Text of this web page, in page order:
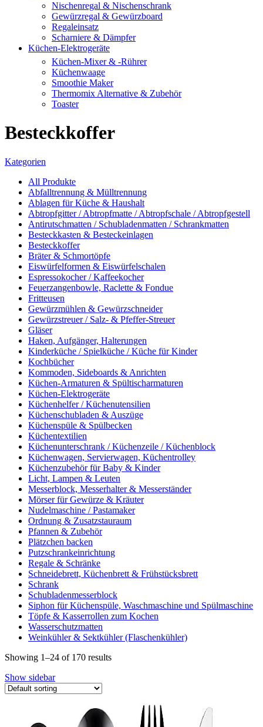
Nischenregal & Nischenschrank
Gewürzregal & Gewürzboard
Regaleinsatz
Scharniere & Dämpfer
Küchen-Elektrogeräte
Küchen-Mixer & -Rührer
Küchenwaage
Smoothie Maker
Thermomix Alternative & Zubehör
Toaster
Besteckkoffer
Kategorien
All Produkte
Abfalltrennung & Mülltrennung
Ablagen für Küche & Haushalt
Abtropfgitter / Abtropfmatte / Abtropfschale / Abtropfgestell
Antirutschmatten / Schubladenmatten / Schrankmatten
Besteckkasten & Besteckeinlagen
Besteckkoffer
Bräter & Schmortöpfe
Eiswürfelformen & Eiswürfelschalen
Espressokocher / Kaffeekocher
Feuerzangenbowle, Raclette & Fondue
Fritteusen
Gewürzmühlen & Gewürzschneider
Gewürzstreuer / Salz- & Pfeffer-Streuer
Gläser
Haken, Aufgänger, Halterungen
Kinderküche / Spielküche / Küche für Kinder
Kochbücher
Kommoden, Sideboards & Anrichten
Küchen-Armaturen & Spültischarmaturen
Küchen-Elektrogeräte
Küchenhelfer / Küchenutensilien
Küchenschubladen & Auszüge
Küchenspüle & Spülbecken
Küchentextilien
Küchenunterschrank / Küchenzeile / Küchenblock
Küchenwagen, Servierwagen, Küchentrolley
Küchenzubehör für Baby & Kinder
Licht, Lampen & Leuten
Messerblock, Messerhalter & Messerständer
Mörser für Gewürze & Kräuter
Nudelmaschine / Pastamaker
Ordnung & Zusatzstauraum
Pfannen & Zubehör
Plätzchen backen
Putzschrankeinrichtung
Regale & Schränke
Schneidebrett, Küchenbrett & Frühstücksbrett
Schrank
Schubladenmesserblock
Siphon für Küchenspüle, Waschmaschine und Spülmaschine
Töpfe & Kasserrollen zum Kochen
Wasserschutzmatten
Weinkühler & Sektkühler (Flaschenkühler)
Showing 1–24 of 170 results
Show sidebar